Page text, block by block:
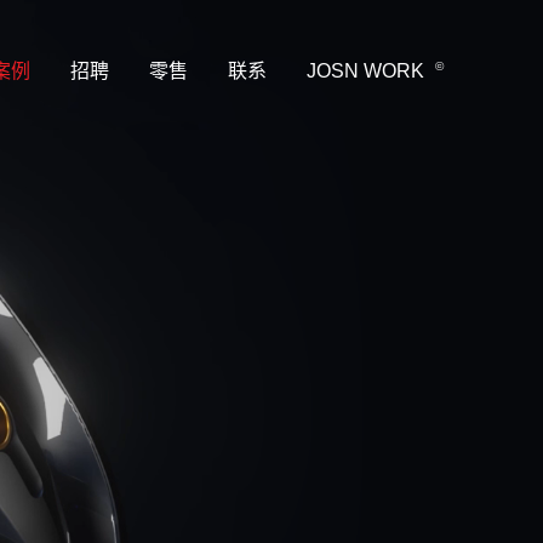
例 招聘 零售 联系 JOSN WORK ©